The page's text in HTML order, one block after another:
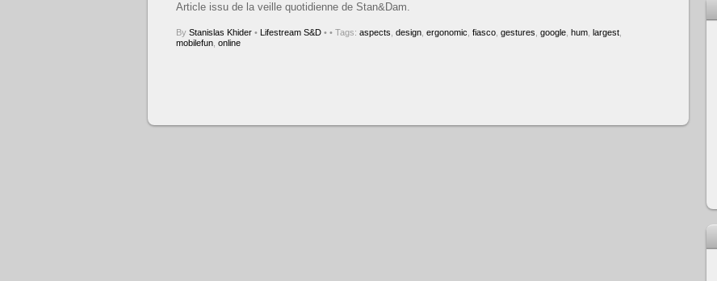
Article issu de la veille quotidienne de Stan&Dam.
By Stanislas Khider • Lifestream S&D • • Tags: aspects design ergonomic fiasco gestures google hum largest
mobilefun online